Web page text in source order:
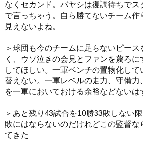
なくセカンド。バヤシは復調待ちでス
で言っちゃう。自ら勝てないチーム作
見えないよね。
＞球団も今のチームに足らないピース
く、ウソ泣きの会見とファンを蔑ろに
してほしい。一軍ベンチの置物化し
替えない。一軍レベルの走力、守備力
を一軍においておける余裕などないは
＞あと残り43試合を10勝33敗しない
敗にはならないのだけれどこの監督な
てきた